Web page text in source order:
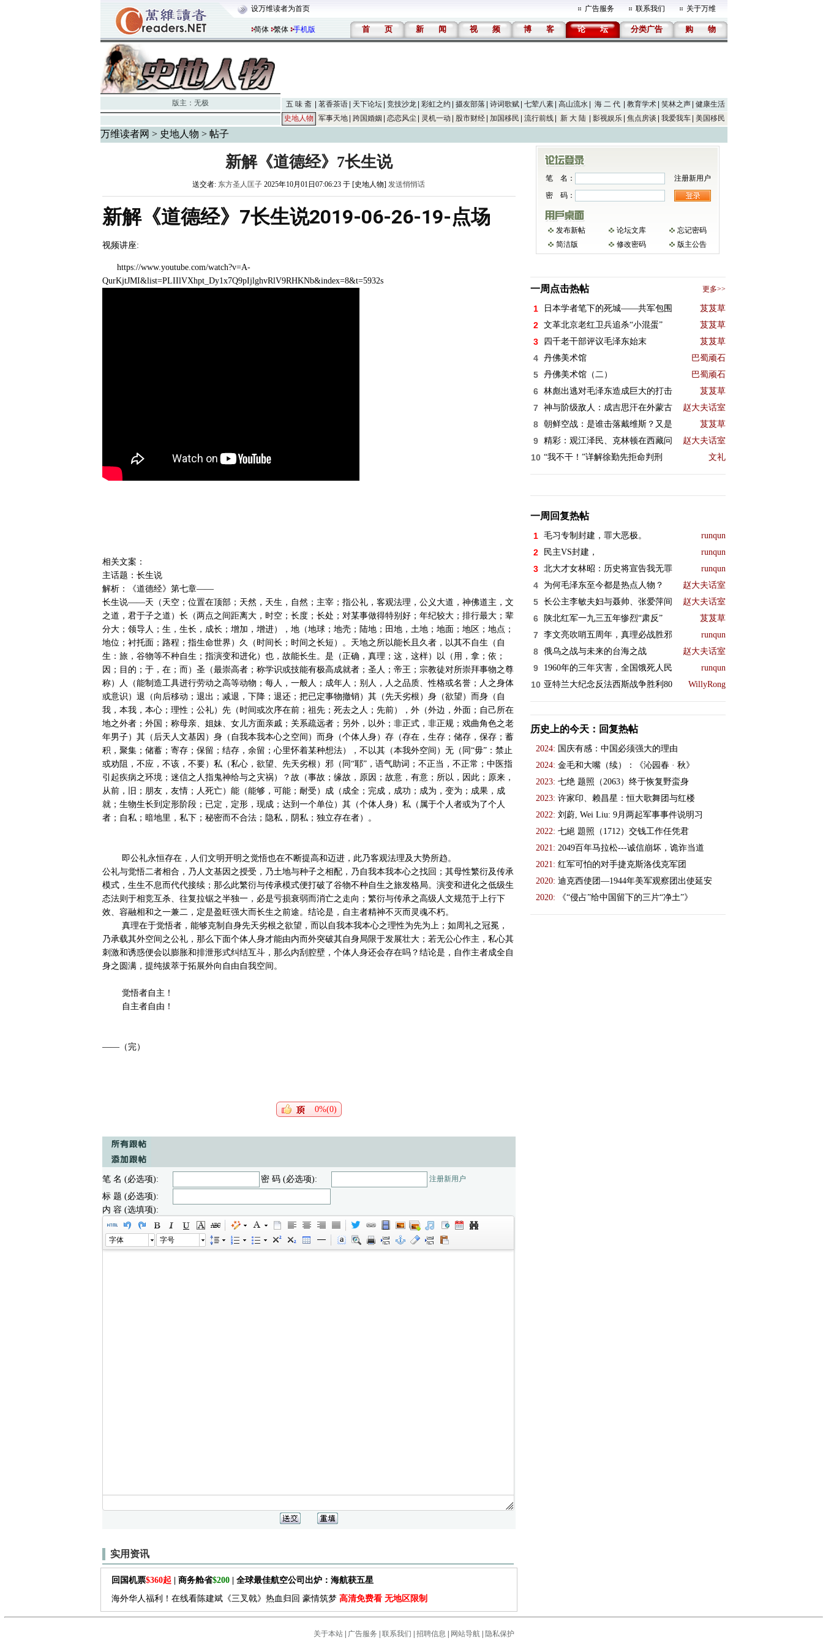
设万维读者为首页 广告服务 联系我们 关于万维
简体 繁体 手机版 首 页 新 闻 视 频 博 客 论 坛 分类广告 购 物
版主： 无极 五 味 斋 茗香茶语 天下论坛 竞技沙龙 彩虹之约 摄友部落 诗词歌赋 七荤八素 高山流水 海 二 代 教育学术 笑林之声
健康生活
史地人物
军事天地 跨国婚姻 恋恋风尘 灵机一动 股市财经 加国移民 流行前线 新 大 陆 影视娱乐 焦点房谈 我爱我车 美国移民
万维读者网 > 史地人物 > 帖子
新解《道德经》7长生说
送交者: 东方圣人匡子 2025年10月01日07:06:23 于 [史地人物] 发送悄悄话
新解《道德经》7长生说2019-06-26-19-点场
视频讲座:
https://www.youtube.com/watch?v=A-
QurKjtJMI&list=PLIIlVXhpt_Dy1x7Q9pIjlghvRlV9RHKNb&index=8&t=5932s
相关文案：
主话题：长生说
解析：《道德经》第七章——
长生说——天（天空；位置在顶部；天然，天生，自然；主宰；指公礼，客观法理，公义大道，神佛道主，文
之道，君于子之道）长（两点之间距离大，时空；长度；长处；对某事做得特别好；年纪较大；排行最大；辈
分大；领导人；生，生长，成长；增加，增进），地（地球；地壳；陆地；田地，土地；地面；地区；地点；
地位；衬托面；路程；指生命世界）久（时间长；时间之长短）。天地之所以能长且久者，以其不自生（自
生：旅，谷物等不种自生；指演变和进化）也，故能长生。是（正确，真理；这，这样）以（用，拿；依；
因；目的；于，在；而）圣（最崇高者；称学识或技能有极高成就者；圣人；帝王；宗教徒对所崇拜事物之尊
称）人（能制造工具进行劳动之高等动物；每人，一般人；成年人；别人，人之品质、性格或名誉；人之身体
或意识）退（向后移动；退出；减退，下降；退还；把已定事物撤销）其（先天劣根）身（欲望）而身（自
我，本我，本心；理性；公礼）先（时间或次序在前；祖先；死去之人；先前），外（外边，外面；自己所在
地之外者；外国；称母亲、姐妹、女儿方面亲戚；关系疏远者；另外，以外；非正式，非正规；戏曲角色之老
年男子）其（后天人文基因）身（自我本我本心之空间）而身（个体人身）存（存在，生存；储存，保存；蓄
积，聚集；储蓄；寄存；保留；结存，余留；心里怀着某种想法），不以其（本我外空间）无（同“毋”：禁止
或劝阻，不应，不该，不要）私（私心，欲望、先天劣根）邪（同“耶”，语气助词；不正当，不正常；中医指
引起疾病之环境；迷信之人指鬼神给与之灾祸）？故（事故；缘故，原因；故意，有意；所以，因此；原来，
从前，旧；朋友，友情；人死亡）能（能够，可能；耐受）成（成全；完成，成功；成为，变为；成果，成
就；生物生长到定形阶段；已定，定形，现成；达到一个单位）其（个体人身）私（属于个人者或为了个人
者；自私；暗地里，私下；秘密而不合法；隐私，阴私；独立存在者）。
公礼与觉悟二者相合，乃人文基因之授受，乃土地与种子之相配，乃自我本我本心之找回；其母性繁衍及传承
模式，生生不息而代代接续；那么此繁衍与传承模式便打破了谷物不种自生之旅发格局。演变和进化之低级生
态法则于相竞互杀、往复拉锯之半独一，必是亏损衰弱而消亡之走向；繁衍与传承之高级人文规范于上行下
效、容融相和之一兼二，定是盈旺强大而长生之前途。结论是，自主者精神不灭而灵魂不朽。
乃承载其外空间之公礼，那么下面个体人身才能由内而外突破其自身局限于发展壮大；若无公心作主，私心其
刺激和诱惑便会以膨胀和排泄形式纠结互斗，那么内刮腔壁，个体人身还会存在吗？结论是，自作主者成全自
身之圆满，提纯拔萃于拓展外向自由自我空间。
——（完）
0%(0)
笔 名 (必选项): 密 码 (必选项): 注册新用户
标 题 (必选项):
内 容 (选填项):
字体 字号
实用资讯
回国机票$360起 | 商务舱省$200| 全球最佳航空公司出炉：海航获五星
海外华人福利！在线看陈建斌《三叉戟》热血归回 豪情筑梦 高清免费看 无地区限制
笔 名：
注册新用户
密 码：
发布新帖 论坛文库
忘记密码
简洁版
修改密码 版主公告
一周点击热帖 更多>>
1 日本学者笔下的死城——共军包围 芨芨草
2 文革北京老红卫兵追杀“小混蛋” 芨芨草
3 四千老干部评议毛泽东始末 芨芨草
4 丹佛美术馆 巴蜀顽石
5 丹佛美术馆（二） 巴蜀顽石
6 林彪出逃对毛泽东造成巨大的打击 芨芨草
7 神与阶级敌人：成吉思汗在外蒙古 赵大夫话室
8 朝鲜空战：是谁击落戴维斯？又是 芨芨草
9 精彩：观江泽民、克林顿在西藏问 赵大夫话室
10 “我不干！”详解徐勤先拒命判刑 文礼
一周回复热帖
1 毛习专制封建，罪大恶极。 runqun
2 民主VS封建， runqun
3 北大才女林昭：历史将宣告我无罪 runqun
4 为何毛泽东至今都是热点人物？ 赵大夫话室
5 长公主李敏夫妇与聂帅、张爱萍间 赵大夫话室
6 陕北红军一九三五年惨烈“肃反” 芨芨草
7 李文亮吹哨五周年，真理必战胜邪 runqun
8 俄乌之战与未来的台海之战 赵大夫话室
9 1960年的三年灾害，全国饿死人民 runqun
10 亚特兰大纪念反法西斯战争胜利80 WillyRong
历史上的今天：回复热帖
2024: 国庆有感：中国必须强大的理由
2024: 金毛和大嘴（续）：《沁园春 · 秋》
2023: 七绝 题照（2063）终于恢复野蛮身
2023: 许家印、赖昌星：恒大歌舞团与红楼
2022: 刘蔚, Wei Liu: 9月两起军事事件说明习
2022: 七絕 題照（1712）交钱工作任凭君
2021: 2049百年马拉松---诚信崩坏，诡诈当道
2021: 红军可怕的对手捷克斯洛伐克军团
2020: 迪克西使团—1944年美军观察团出使延安
2020:
《“侵占”给中国留下的三片“净土”》
关于本站| 广告服务 联系我们 招聘信息 网站导航| 隐私保护